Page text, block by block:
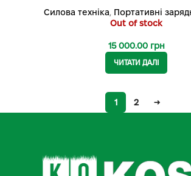
Силова техніка, Портативні
Out of stock
15 000.00 грн
ЧИТАТИ ДАЛІ
1 2 →